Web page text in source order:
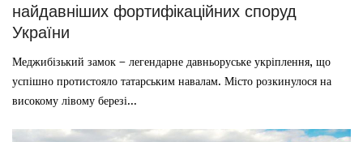
найдавніших фортифікаційних споруд
України
Меджибізький замок – легендарне давньоруське укріплення, що
успішно протистояло татарським навалам. Місто розкинулося на
високому лівому березі...